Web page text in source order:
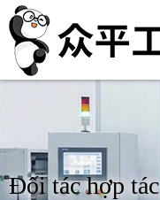
Đối tác hợp tác